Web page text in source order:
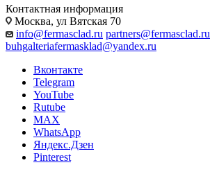
Контактная информация
Москва, ул Вятская 70
info@fermasclad.ru partners@fermasclad.ru
buhgalteriafermasklad@yandex.ru
Вконтакте
Telegram
YouTube
Rutube
MAX
WhatsApp
Яндекс.Дзен
Pinterest